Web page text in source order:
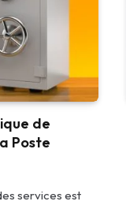
de
Poste
services est